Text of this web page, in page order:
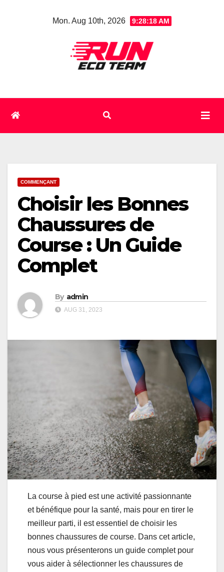
Mon. Aug 10th, 2026 9:28:19 AM
COMMENÇANT
Choisir les Bonnes
Chaussures de
Course : Un Guide
Complet
By admin
AUG 31, 2023
La course à pied est une activité passionnante
et bénéfique pour la santé, mais pour en tirer le
meilleur parti, il est essentiel de choisir les
bonnes chaussures de course. Dans cet article,
nous vous présenterons un guide complet pour
vous aider à sélectionner les chaussures de